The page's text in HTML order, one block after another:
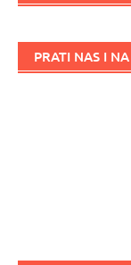
PRATI NAS I